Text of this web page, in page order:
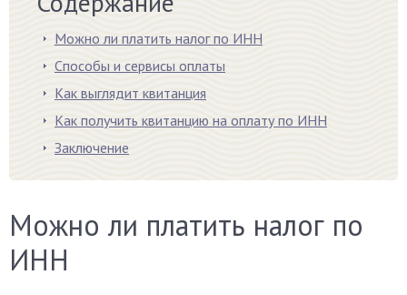
Можно ли платить налог по ИНН
Способы и сервисы оплаты
Как выглядит квитанция
Как получить квитанцию на оплату по ИНН
Заключение
Можно ли платить налог по
ИНН